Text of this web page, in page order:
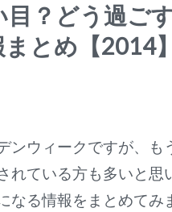
目？どう過ご
とめ【2014】
ンウィークですが、
れている方も多いと
なる情報をまとめてみ